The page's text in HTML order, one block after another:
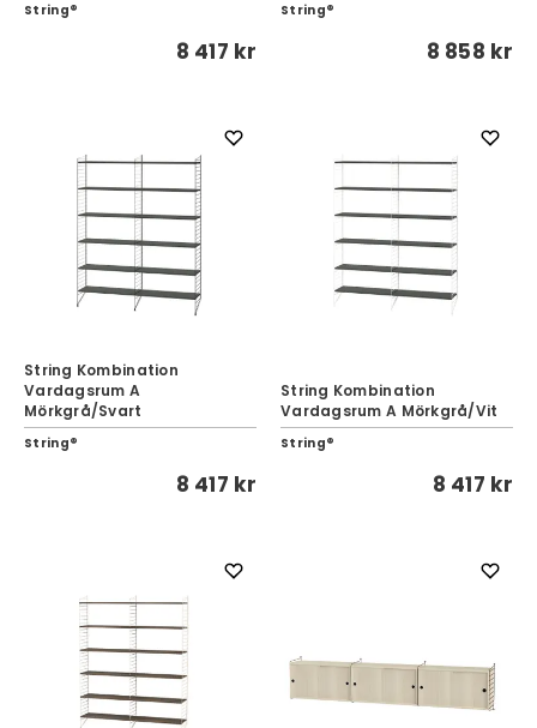
String®
8 417 kr
String®
8 858 kr
String Kombination
Vardagsrum A
Mörkgrå/Svart
String®
8 417 kr
String Kombination
Vardagsrum A Mörkgrå/Vit
String®
8 417 kr